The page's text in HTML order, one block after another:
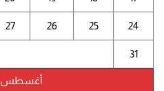
أغسطس 2026
24
25
26
27
31